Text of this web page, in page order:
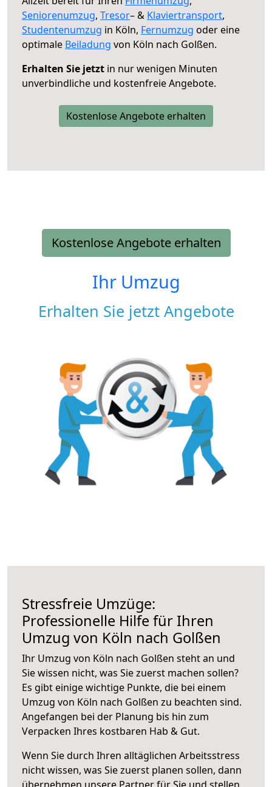
Seniorenumzug, Tresor– & Klaviertransport,
Studentenumzug in Köln, Fernumzug oder eine
optimale Beiladung von Köln nach Golßen.
Erhalten Sie jetzt in nur wenigen Minuten
unverbindliche und kostenfreie Angebote.
Kostenlose Angebote erhalten
Kostenlose Angebote erhalten
Ihr Umzug
Erhalten Sie jetzt Angebote
Stressfreie Umzüge:
Professionelle Hilfe für Ihren
Umzug von Köln nach Golßen
Ihr Umzug von Köln nach Golßen steht an und
Sie wissen nicht, was Sie zuerst machen sollen?
Es gibt einige wichtige Punkte, die bei einem
Umzug von Köln nach Golßen zu beachten sind.
Angefangen bei der Planung bis hin zum
Verpacken Ihres kostbaren Hab & Gut.
Wenn Sie durch Ihren alltäglichen Arbeitsstress
nicht wissen, was Sie zuerst planen sollen, dann